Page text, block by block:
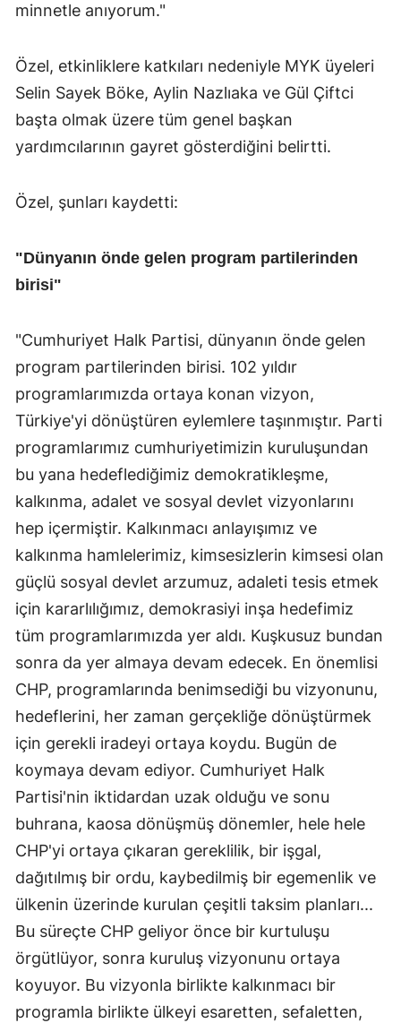
minnetle anıyorum."
Özel, etkinliklere katkıları nedeniyle MYK üyeleri
Selin Sayek Böke, Aylin Nazlıaka ve Gül Çiftci
başta olmak üzere tüm genel başkan
yardımcılarının gayret gösterdiğini belirtti.
Özel, şunları kaydetti:
"Dünyanın önde gelen program partilerinden
birisi"
"Cumhuriyet Halk Partisi, dünyanın önde gelen
program partilerinden birisi. 102 yıldır
programlarımızda ortaya konan vizyon,
Türkiye'yi dönüştüren eylemlere taşınmıştır. Parti
programlarımız cumhuriyetimizin kuruluşundan
bu yana hedeflediğimiz demokratikleşme,
kalkınma, adalet ve sosyal devlet vizyonlarını
hep içermiştir. Kalkınmacı anlayışımız ve
kalkınma hamlelerimiz, kimsesizlerin kimsesi olan
güçlü sosyal devlet arzumuz, adaleti tesis etmek
için kararlılığımız, demokrasiyi inşa hedefimiz
tüm programlarımızda yer aldı. Kuşkusuz bundan
sonra da yer almaya devam edecek. En önemlisi
CHP, programlarında benimsediği bu vizyonunu,
hedeflerini, her zaman gerçekliğe dönüştürmek
için gerekli iradeyi ortaya koydu. Bugün de
koymaya devam ediyor. Cumhuriyet Halk
Partisi'nin iktidardan uzak olduğu ve sonu
buhrana, kaosa dönüşmüş dönemler, hele hele
CHP'yi ortaya çıkaran gereklilik, bir işgal,
dağıtılmış bir ordu, kaybedilmiş bir egemenlik ve
ülkenin üzerinde kurulan çeşitli taksim planları...
Bu süreçte CHP geliyor önce bir kurtuluşu
örgütlüyor, sonra kuruluş vizyonunu ortaya
koyuyor. Bu vizyonla birlikte kalkınmacı bir
programla birlikte ülkeyi esaretten, sefaletten,